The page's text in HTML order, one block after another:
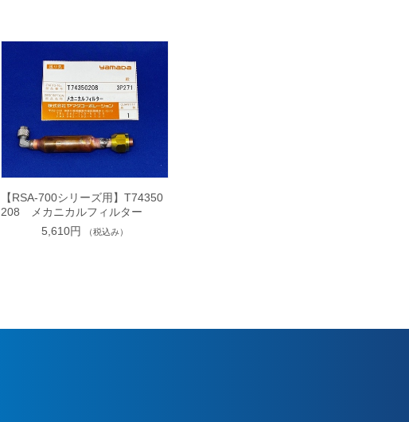
【RSA-700シリーズ用】T74350
208 メカニカルフィルター
5,610円
（税込み）